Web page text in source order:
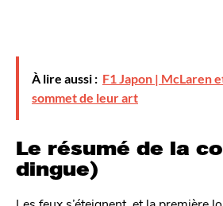
À lire aussi : F1 Japon | McLaren
sommet de leur art
Le résumé de la
dingue)